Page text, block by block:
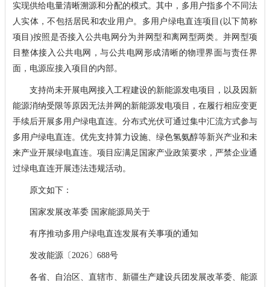
实现供给电量清晰溯源和分配的模式。其中，多用户指多个不同法
人实体，不包括居民和农业用户。多用户绿电直连项目(以下简称
项目)按照是否接入公共电网分为并网型和离网型两类。并网型项
目整体接入公共电网，与公共电网形成清晰的物理界面与责任界
面，电源应接入项目的内部。
支持尚未开展电网接入工程建设的新能源发电项目，以及因新
能源消纳受限等原因无法并网的新能源发电项目，在履行相应变更
手续后开展多用户绿电直连。分布式光伏可通过集中汇流方式参与
多用户绿电直连。优先支持算力设施、绿色氢氨醇等新兴产业和未
来产业开展绿电直连。项目应满足国家产业政策要求，严禁企业通
过绿电直连开展违法违规活动。
原文如下：
国家发展改革委 国家能源局关于
有序推动多用户绿电直连发展有关事项的通知
发改能源〔2026〕688号
各省、自治区、直辖市、新疆生产建设兵团发展改革委、能源